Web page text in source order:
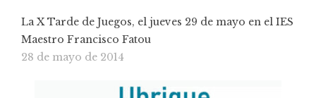
La X Tarde de Juegos, el jueves 29 de mayo en el IES
Maestro Francisco Fatou
28 de mayo de 2014